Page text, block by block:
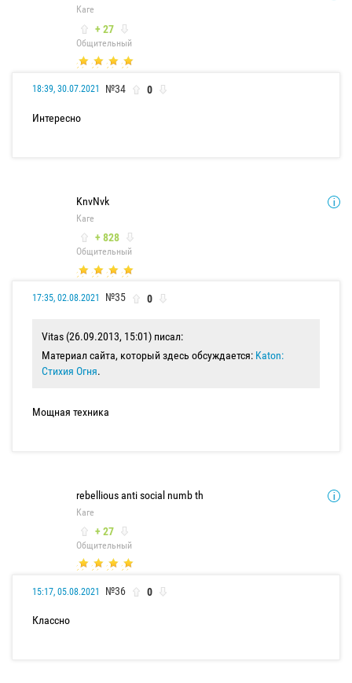
Каге
+ 27
Общительный
18:39, 30.07.2021 №34 0
Интересно
KnvNvk
Каге
+ 828
Общительный
17:35, 02.08.2021 №35 0
Vitas (26.09.2013, 15:01) писал:
Материал сайта, который здесь обсуждается: Katon:
Стихия Огня.
Мощная техника
rebellious anti social numb th
Каге
+ 27
Общительный
15:17, 05.08.2021 №36 0
Классно